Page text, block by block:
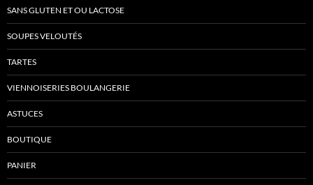
SANS GLUTEN ET OU LACTOSE
SOUPES VELOUTÉS
TARTES
VIENNOISERIES BOULANGERIE
ASTUCES
BOUTIQUE
PANIER